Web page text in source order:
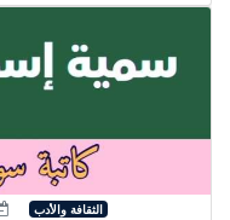
الثقافة والأدب